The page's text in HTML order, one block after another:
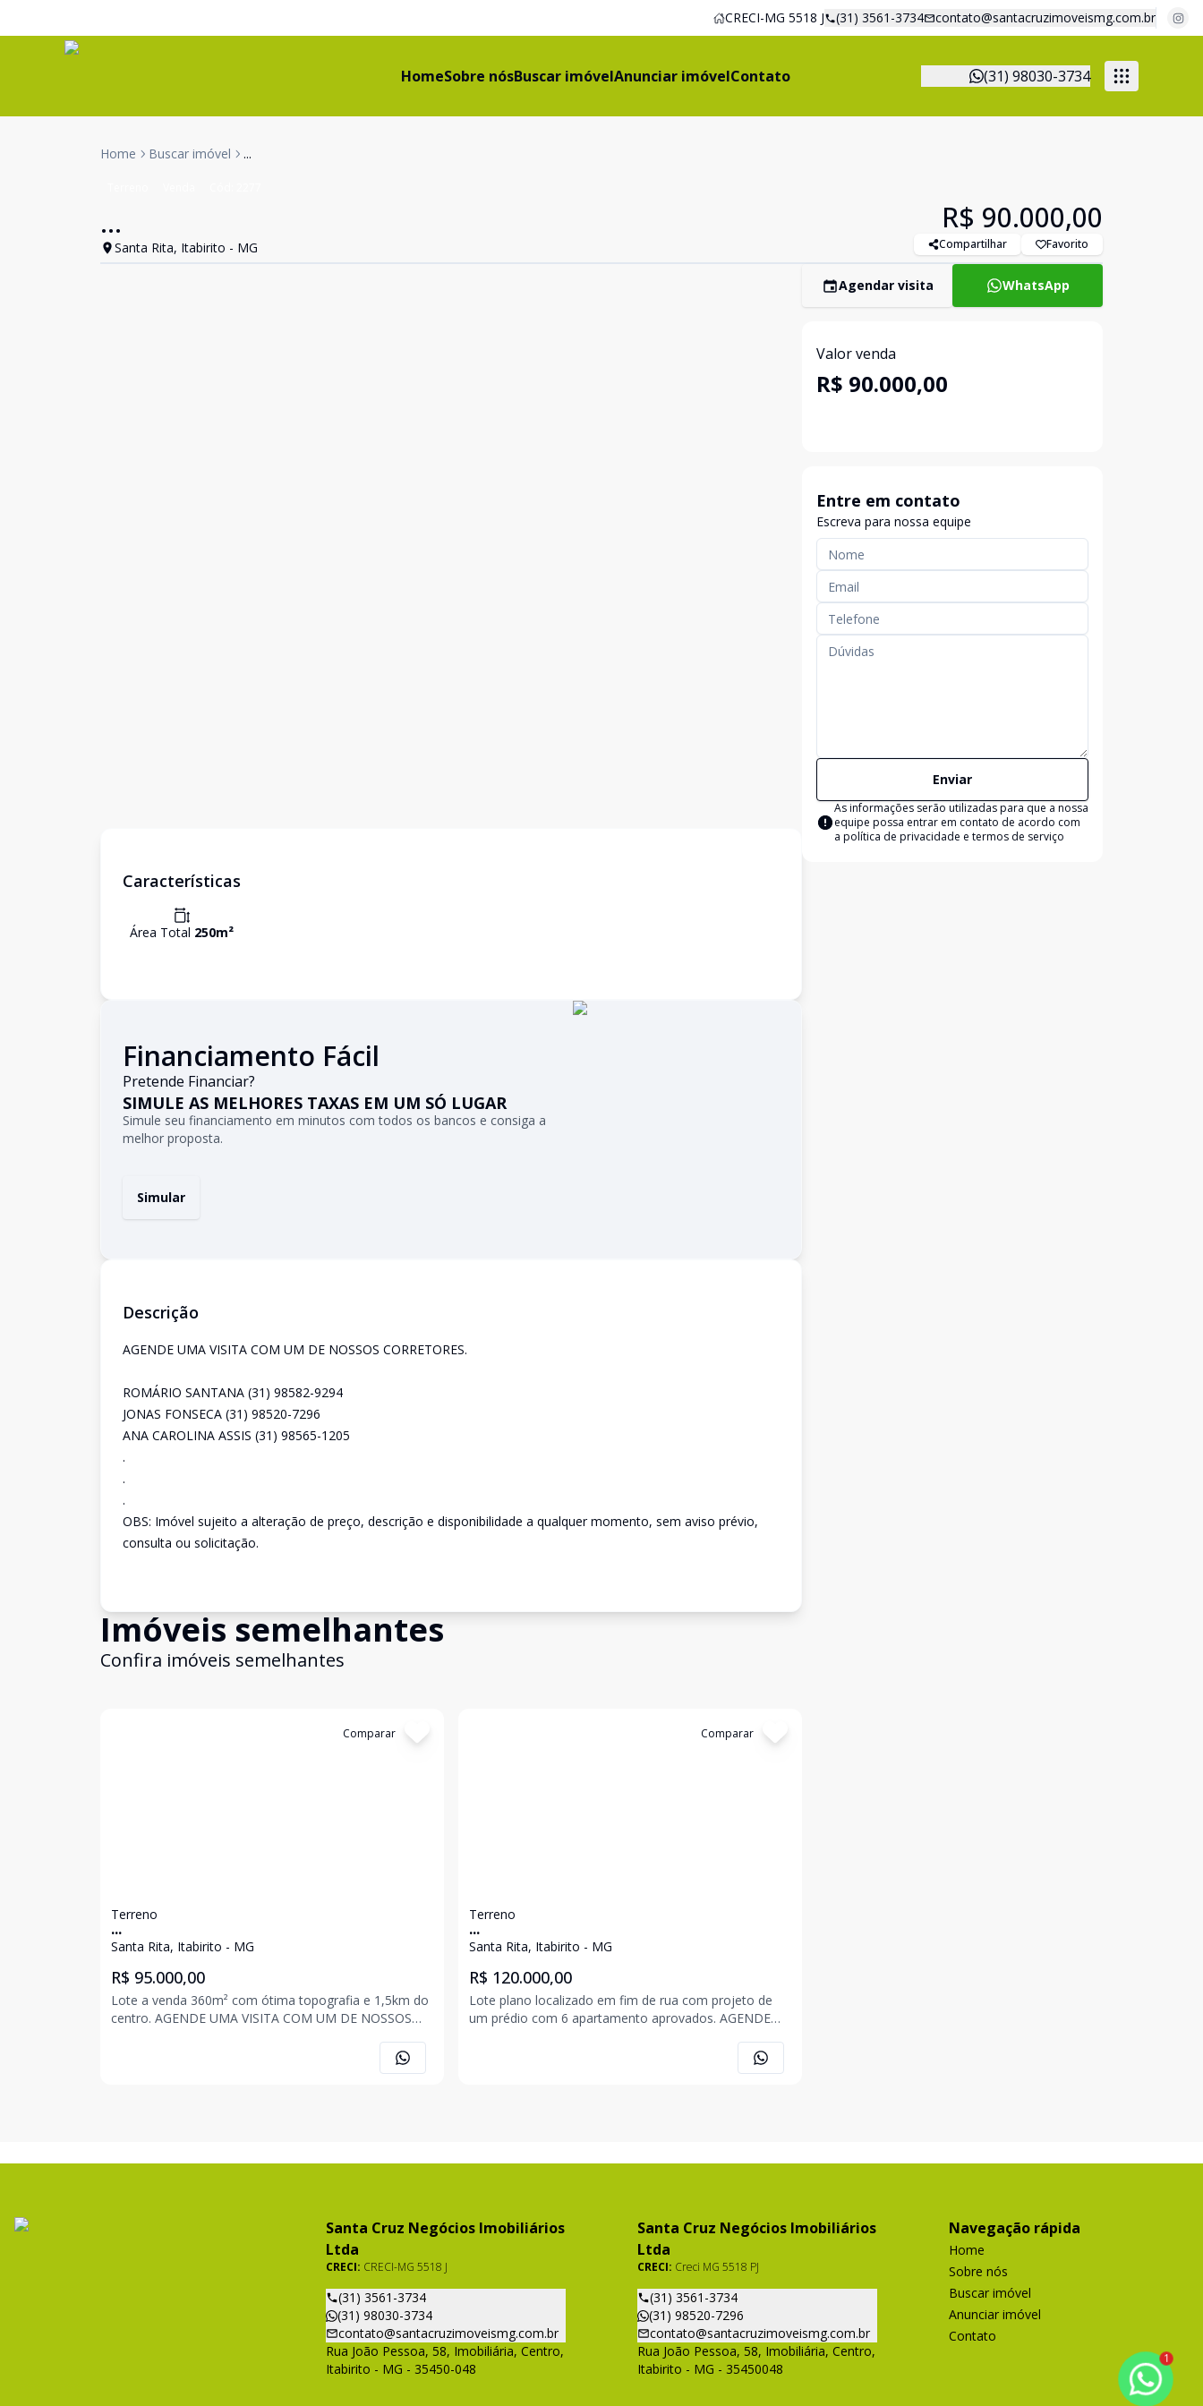
CRECI-MG 5518 J (31) 3561-3734 contato@santacruzimoveismg.com.br
HomeSobre nósBuscar imóvelAnunciar imóvelContato (31) 98030-3734
Home Buscar imóvel ...
...
Santa Rita, Itabirito - MG
R$ 90.000,00
Compartilhar Favorito
Características
Área Total 250m²
Financiamento Fácil
Pretende Financiar?
SIMULE AS MELHORES TAXAS EM UM SÓ LUGAR
Simule seu financiamento em minutos com todos os bancos e consiga a
melhor proposta.
Simular
Descrição
AGENDE UMA VISITA COM UM DE NOSSOS CORRETORES.
ROMÁRIO SANTANA (31) 98582-9294
JONAS FONSECA (31) 98520-7296
ANA CAROLINA ASSIS (31) 98565-1205
.
.
.
OBS: Imóvel sujeito a alteração de preço, descrição e disponibilidade a qualquer momento, sem aviso prévio,
consulta ou solicitação.
Imóveis semelhantes
Confira imóveis semelhantes
Comparar
Terreno
...
Santa Rita, Itabirito - MG
R$ 95.000,00
Lote a venda 360m² com ótima topografia e 1,5km do
centro. AGENDE UMA VISITA COM UM DE NOSSOS
JONAS FONSECA (31) 98520-7296 ANA CAROLINA
ASSIS (31) 98565-1205 . . . OBS: Imóvel sujeito a
Comparar
Terreno
...
Santa Rita, Itabirito - MG
R$ 120.000,00
Lote plano localizado em fim de rua com projeto de
um prédio com 6 apartamento aprovados. AGENDE
FONSECA (31) 98520-7296 ANA CAROLINA ASSIS (31)
Agendar visita WhatsApp
Valor venda
R$ 90.000,00
Entre em contato
Escreva para nossa equipe
Enviar
As informações serão utilizadas para que a nossa
equipe possa entrar em contato de acordo com
a política de privacidade e termos de serviço
Santa Cruz Negócios Imobiliários
Ltda
CRECI: CRECI-MG 5518 J
(31) 3561-3734
(31) 98030-3734
contato@santacruzimoveismg.com.br
Rua João Pessoa, 58, Imobiliária, Centro,
Itabirito - MG - 35450-048
Santa Cruz Negócios Imobiliários
Ltda
CRECI: Creci MG 5518 PJ
(31) 3561-3734
(31) 98520-7296
contato@santacruzimoveismg.com.br
Rua João Pessoa, 58, Imobiliária, Centro,
Itabirito - MG - 35450048
Navegação rápida
Home
Sobre nós
Buscar imóvel
Anunciar imóvel
Contato
1